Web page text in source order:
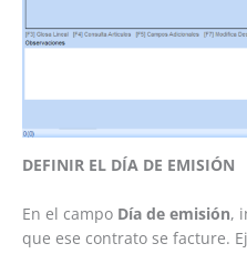
DEFINIR EL DÍA DE EMISIÓN
En el campo Día de emisión,
que ese contrato se facture.